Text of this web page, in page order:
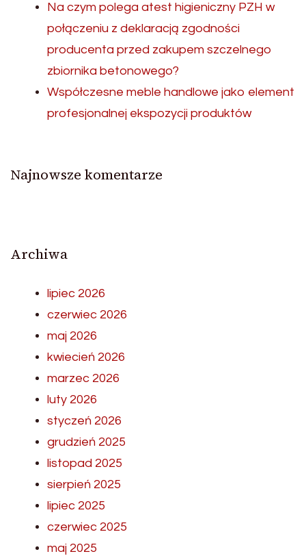
Na czym polega atest higieniczny PZH w
połączeniu z deklaracją zgodności
producenta przed zakupem szczelnego
zbiornika betonowego?
Współczesne meble handlowe jako element
profesjonalnej ekspozycji produktów
Najnowsze komentarze
Archiwa
lipiec 2026
czerwiec 2026
maj 2026
kwiecień 2026
marzec 2026
luty 2026
styczeń 2026
grudzień 2025
listopad 2025
sierpień 2025
lipiec 2025
czerwiec 2025
maj 2025